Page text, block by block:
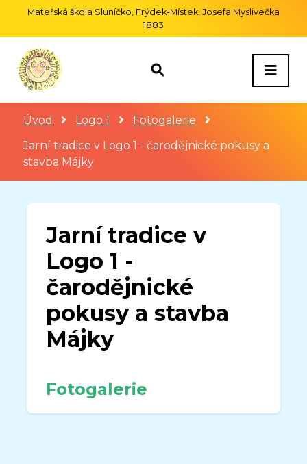
Mateřská škola Sluníčko, Frýdek-Místek, Josefa Myslivečka
1883
Úvod Logo 1
Fotogalerie
Jarní tradice v Logo 1 - čarodějnické pokusy a
stavba Májky
Jarní tradice v
Logo 1 -
čarodějnické
pokusy a stavba
Májky
Fotogalerie